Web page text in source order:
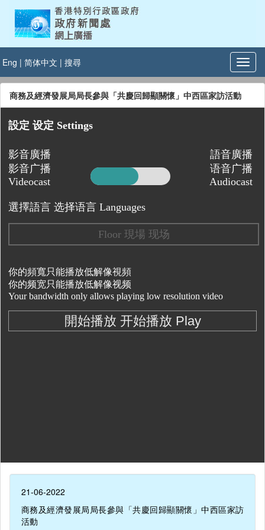
Eng | 简体中文 | 搜尋
商務及經濟發展局局長參與「共慶回歸顯關懷」中西區家訪活動
21-06-2022
商務及經濟發展局局長參與「共慶回歸顯關懷」中西區家訪
活動